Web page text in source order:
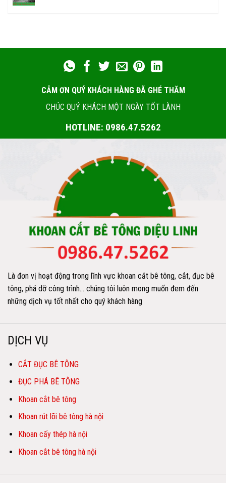
CẢM ƠN QUÝ KHÁCH HÀNG ĐÃ GHÉ THĂM
CHÚC QUÝ KHÁCH MỘT NGÀY TỐT LÀNH
HOTLINE: 0986.47.5262
Là đơn vị hoạt động trong lĩnh vực khoan cắt bê tông, cắt, đục bê
tông, phá dỡ công trình… chúng tôi luôn mong muốn đem đến
những dịch vụ tốt nhất cho quý khách hàng
DỊCH VỤ
CẮT ĐỤC BÊ TÔNG
ĐỤC PHÁ BÊ TÔNG
Khoan cắt bê tông
Khoan rút lõi bê tông hà nội
Khoan cấy thép hà nội
Khoan cắt bê tông hà nội